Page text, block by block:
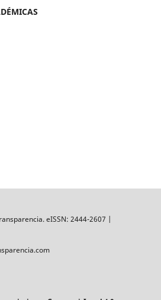
eISSN: 2444-2607 |